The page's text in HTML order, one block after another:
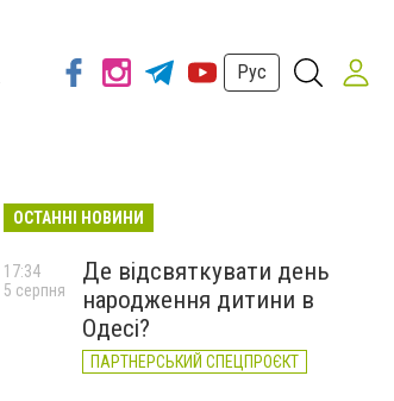
Рус
ОСТАННІ НОВИНИ
Де відсвяткувати день
народження дитини в
Одесі?
ПАРТНЕРСЬКИЙ СПЕЦПРОЄКТ
17:34
5 серпня